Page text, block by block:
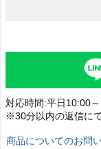
対応時間:平日10:00
※30分以内の返信にて
商品についてのお問